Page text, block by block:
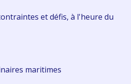
et défis, à l'heure du
maritimes